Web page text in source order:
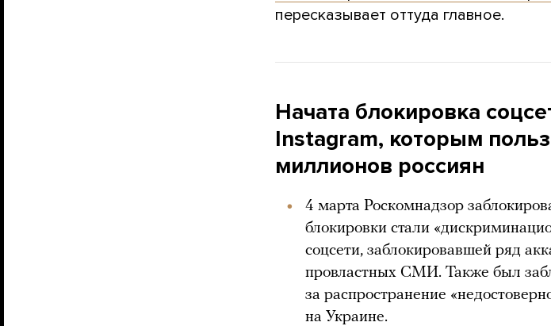
пересказывает оттуда главное.
Начата блокировка
Instagram, которым
миллионов россиян
4 марта Роскомнадзор
блокировки стали
соцсети, заблокировавшей ряд
провластных СМИ. Также был
за распространение
на Украине.